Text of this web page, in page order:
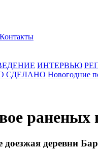
Контакты
ИНТЕРВЬЮ
СДЕЛАНО Новогодние
раненых
деревни